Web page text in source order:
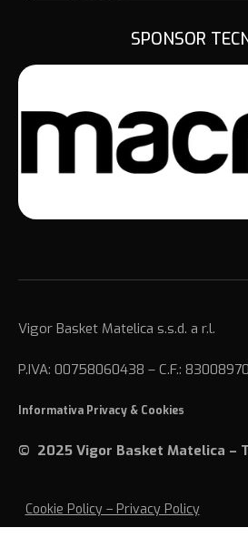
SPONSOR
Vigor Basket Matelica s.s.d. a r.l.
P.IVA: 00758060438 – C.F.:
Informativa Privacy & Cookies
© 2025 Vigor Basket Matelica
Cookie Policy – Privacy Policy